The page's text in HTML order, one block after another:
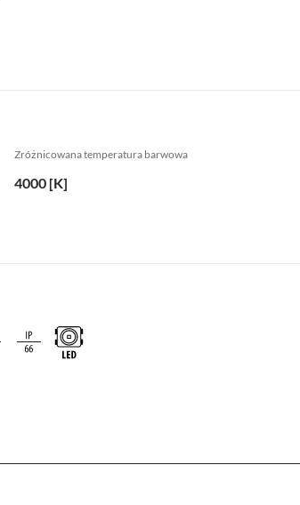
Zróżnicowana temperatura barwowa
4000 [K]